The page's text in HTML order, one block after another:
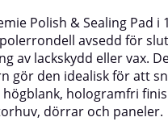
Det
rondellen är
sin form och
vid uppvärmning,
ett jämnt och
på känsliga
kanten ökar
och gör den
och ger en
enkel att
längre
tappar
Polish & Sealing Pad i
avsedd för
av lackskydd eller vax.
gör den idealisk för att
högblank, hologramfri
dörrar och paneler.